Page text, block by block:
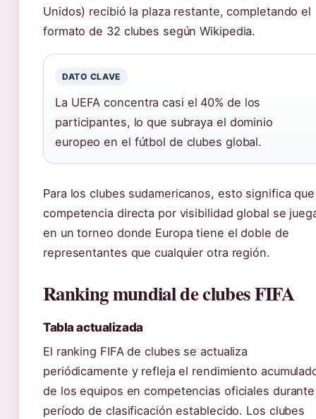
Unidos) recibió la plaza restante, completando el
formato de 32 clubes según Wikipedia.
DATO CLAVE
La UEFA concentra casi el 40% de los
participantes, lo que subraya el dominio
europeo en el fútbol de clubes global.
Para los clubes sudamericanos, esto significa
competencia directa por visibilidad global se
en un torneo donde Europa tiene el doble de
representantes que cualquier otra región.
Ranking mundial de clubes FIFA
Tabla actualizada
El ranking FIFA de clubes se actualiza
periódicamente y refleja el rendimiento
de los equipos en competencias oficiales
período de clasificación establecido. Los clubes